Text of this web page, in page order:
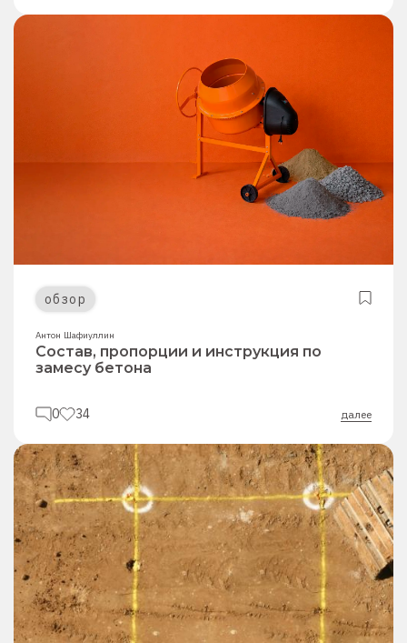
обзор
Антон Шафиуллин
Состав, пропорции и инструкция по
замесу бетона
0 34 далее